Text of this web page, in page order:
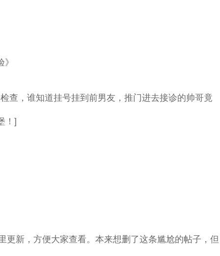
，谁知道挂号挂到前男友，推门进去接诊的帅哥竟
！]
新，方便大家查看。本来想删了这条尴尬的帖子，但